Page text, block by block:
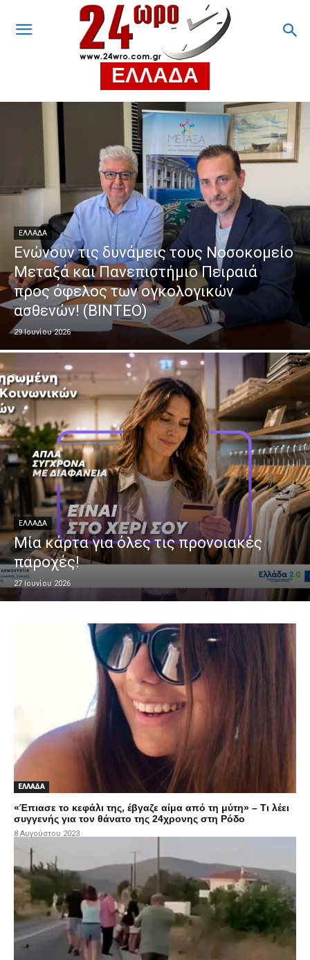
ΕΛΛΑΔΑ
ΕΛΛΑΔΑ
Ενώνουν τις δυνάμεις τους Νοσοκομείο
Μεταξά και Πανεπιστήμιο Πειραιά
προς όφελος των ογκολογικών
ασθενών! (ΒΙΝΤΕΟ)
29 Ιουνίου 2026
ΕΛΛΑΔΑ
Μία κάρτα για όλες τις προνοιακές
παροχές!
27 Ιουνίου 2026
ΕΛΛΑΔΑ
«Έπιασε το κεφάλι της, έβγαζε αίμα από τη μύτη» – Τι λέει
συγγενής για τον θάνατο της 24χρονης στη Ρόδο
8 Αυγούστου 2023